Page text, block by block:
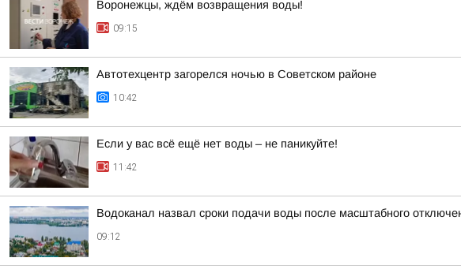
Воронежцы, ждём возвращения воды!
09:15
Автотехцентр загорелся ночью в Советском районе
10:42
Если у вас всё ещё нет воды – не паникуйте!
11:42
Водоканал назвал сроки подачи воды после масштабного
09:12